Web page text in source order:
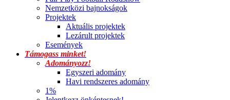
Nemzetközi bajnokságok
Projektek
Aktuális projektek
Lezárult projektek
Események
Támogass minket!
Adományozz!
Egyszeri adomány
Havi rendszeres adomány
1%